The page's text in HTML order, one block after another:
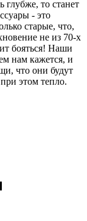
глубже, то станет
- это
старые, что,
не из 70-х
бояться! Наши
нам кажется, и
что они будут
этом тепло.